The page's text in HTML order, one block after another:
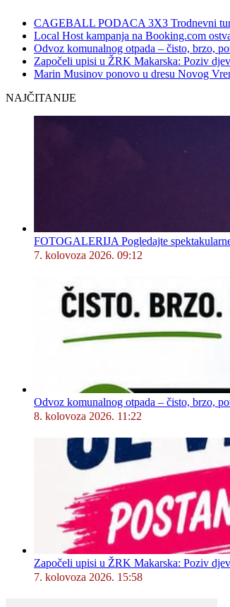
CAGEBALL PODACA 3X3 Trodnevni
Local Host kampanja na Booking.com
Odvoz komunalnog otpada – čisto, brzo,
Započeli upisi u ŽRK Makarska: Poziv
Marin Musinov ponovo u dresu Novog
NAJČITANIJE
FOTOGALERIJA Pogledajte
7. kolovoza 2026. 09:12
Odvoz komunalnog otpada – čisto, brzo,
8. kolovoza 2026. 11:22
Započeli upisi u ŽRK Makarska: Poziv
7. kolovoza 2026. 15:58